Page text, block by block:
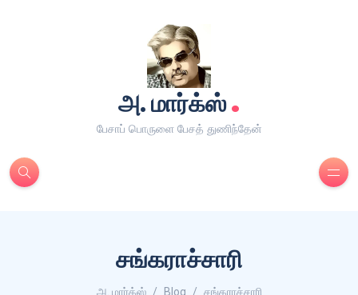
அ. மார்க்ஸ்.
பேசாப் பொருளை பேசத் துணிந்தேன்
சங்கராச்சாரி
அ. மார்க்ஸ் Blog சங்கராச்சாரி